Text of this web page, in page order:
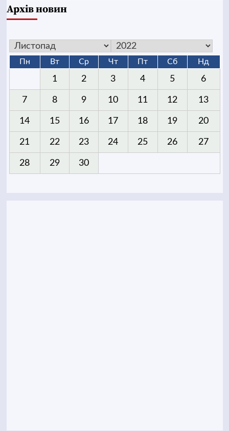
Архів новин
Пн Вт Ср Чт Пт Сб Нд
1 2 3 4 5 6
7 8 9 10 11 12 13
14 15 16 17 18 19 20
21 22 23 24 25 26 27
28 29 30